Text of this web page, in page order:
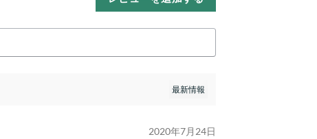
2020年7月24日